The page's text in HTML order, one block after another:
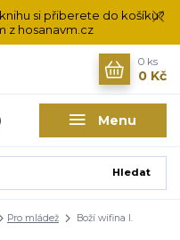
si přiberete do košíku?
z hosanavm.cz
Menu
Hledat
0 ks
0 Kč
Pro mládež Boží wifina I.